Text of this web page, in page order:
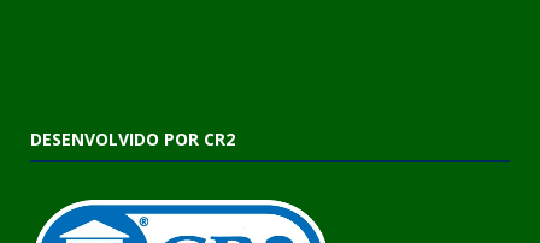
DESENVOLVIDO POR CR2